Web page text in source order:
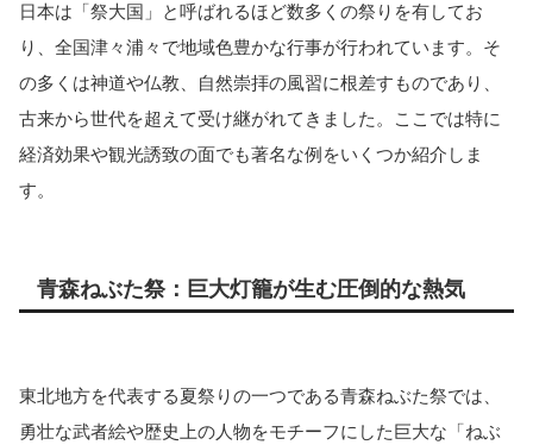
日本は「祭大国」と呼ばれるほど数多くの祭りを有してお
り、全国津々浦々で地域色豊かな行事が行われています。そ
の多くは神道や仏教、自然崇拝の風習に根差すものであり、
古来から世代を超えて受け継がれてきました。ここでは特に
経済効果や観光誘致の面でも著名な例をいくつか紹介しま
す。
青森ねぶた祭：巨大灯籠が生む圧倒的な熱気
東北地方を代表する夏祭りの一つである青森ねぶた祭では、
勇壮な武者絵や歴史上の人物をモチーフにした巨大な「ねぶ